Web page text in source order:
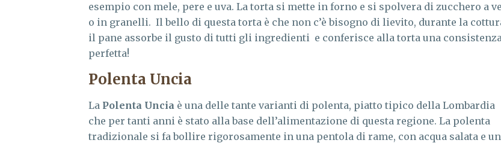
esempio con mele, pere e uva. La torta si mette in forno e si spolvera di zucchero a
o in granelli. Il bello di questa torta è che non c’è bisogno di lievito, durante la
il pane assorbe il gusto di tutti gli ingredienti e conferisce alla torta una
perfetta!
Polenta Uncia
La Polenta Uncia è una delle tante varianti di polenta, piatto tipico della Lombardia
che per tanti anni è stato alla base dell’alimentazione di questa regione. La polenta
tradizionale si fa bollire rigorosamente in una pentola di rame, con acqua salata e un